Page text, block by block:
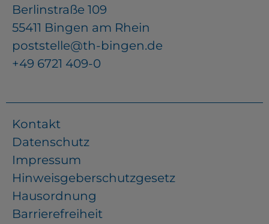
Berlinstraße 109
55411 Bingen am Rhein
poststelle@th-bingen.de
+49 6721 409-0
Kontakt
Datenschutz
Impressum
Hinweisgeberschutzgesetz
Hausordnung
Barrierefreiheit